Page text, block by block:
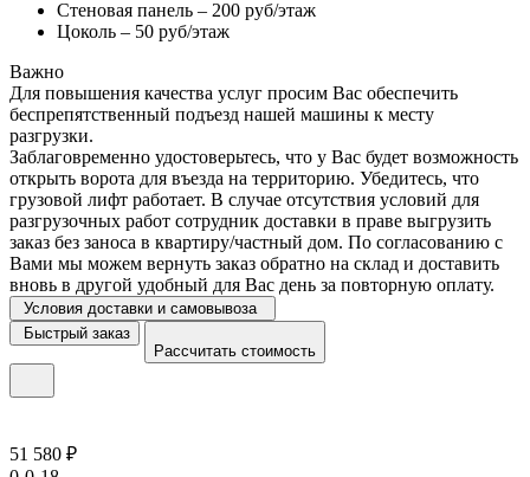
Стеновая панель – 200 руб/этаж
Цоколь – 50 руб/этаж
Важно
Для повышения качества услуг просим Вас обеспечить
беспрепятственный подъезд нашей машины к месту
разгрузки.
Заблаговременно удостоверьтесь, что у Вас будет возможность
открыть ворота для въезда на территорию. Убедитесь, что
грузовой лифт работает. В случае отсутствия условий для
разгрузочных работ сотрудник доставки в праве выгрузить
заказ без заноса в квартиру/частный дом. По согласованию с
Вами мы можем вернуть заказ обратно на склад и доставить
вновь в другой удобный для Вас день за повторную оплату.
Условия доставки и самовывоза
Быстрый заказ
Рассчитать стоимость
51 580 ₽